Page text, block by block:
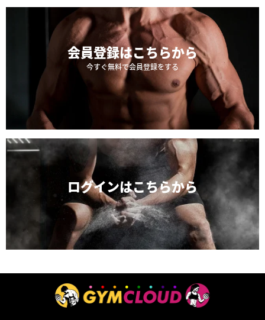
会員登録はこちらから
今すぐ無料で会員登録をする
ログインはこちらから